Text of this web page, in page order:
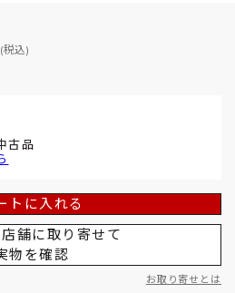
(税込)
古品
トに入れる
店舗に取り寄せて
物を確認
お取り寄せとは